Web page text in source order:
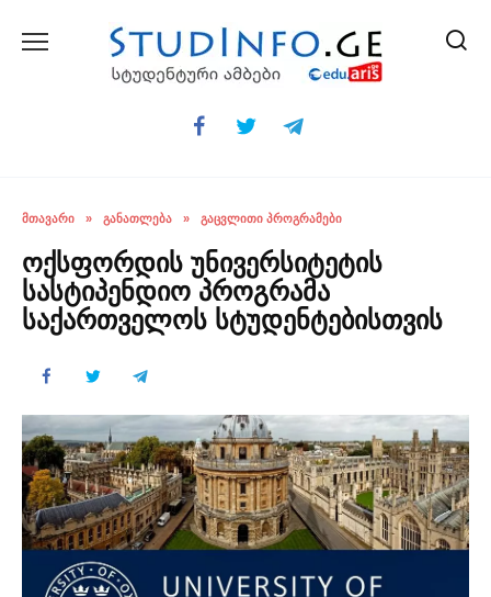
ᲛᲗᲐᲕᲐᲠᲘ » ᲒᲐᲜᲐᲗᲚᲔᲑᲐ » ᲒᲐᲪᲕᲚᲘᲗᲘ ᲞᲠᲝᲒᲠᲐᲛᲔᲑᲘ
ოქსფორდის უნივერსიტეტის
სასტიპენდიო პროგრამა
საქართველოს სტუდენტებისთვის